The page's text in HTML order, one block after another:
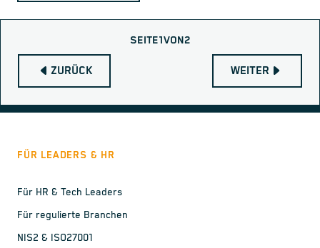
ZURÜCK
SEITE1VON2
WEITER
FÜR LEADERS & HR
Für HR & Tech Leaders
Für regulierte Branchen
NIS2 & ISO27001